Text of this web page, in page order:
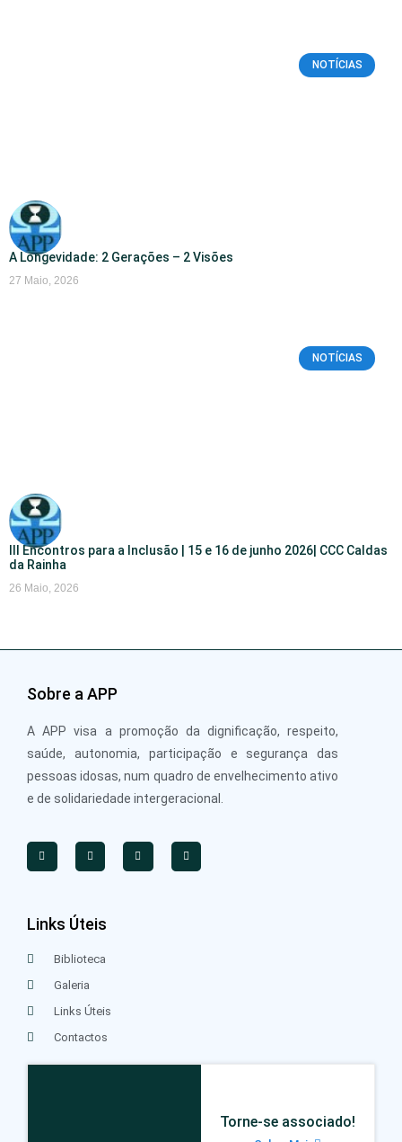
NOTÍCIAS
A Longevidade: 2 Gerações – 2 Visões
27 Maio, 2026
NOTÍCIAS
III Encontros para a Inclusão | 15 e 16 de junho 2026| CCC Caldas
da Rainha
26 Maio, 2026
Sobre a APP
A APP visa a promoção da dignificação, respeito,
saúde, autonomia, participação e segurança das
pessoas idosas, num quadro de envelhecimento ativo
e de solidariedade intergeracional.
Links Úteis
Biblioteca
Galeria
Links Úteis
Contactos
Torne-se associado!